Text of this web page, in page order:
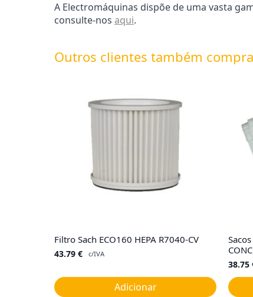
A Electromáquinas dispõe de uma vasta
consulte-nos aqui.
Outros clientes também
Filtro Sach ECO160 HEPA R7040-CV
43.79 € c/IVA
Adicionar
38.75